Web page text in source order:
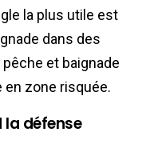
la plus utile est
dans des
et baignade
en zone risquée.
défense